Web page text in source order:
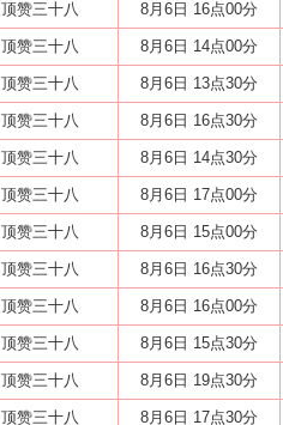
顶赞三十八 8月6日 16点00分
顶赞三十八 8月6日 14点00分
顶赞三十八 8月6日 13点30分
顶赞三十八 8月6日 16点30分
顶赞三十八 8月6日 14点30分
顶赞三十八 8月6日 17点00分
顶赞三十八 8月6日 15点00分
顶赞三十八 8月6日 16点30分
顶赞三十八 8月6日 16点00分
顶赞三十八 8月6日 15点30分
顶赞三十八 8月6日 19点30分
顶赞三十八 8月6日 17点30分